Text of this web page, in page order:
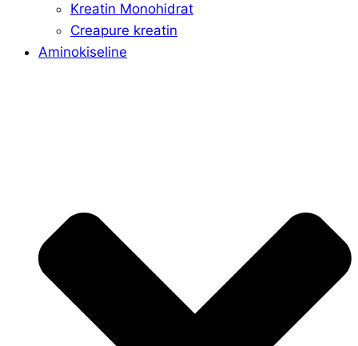
Kreatin Monohidrat
Creapure kreatin
Aminokiseline